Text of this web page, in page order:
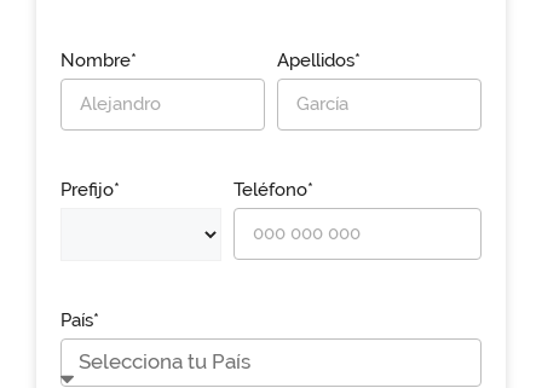
Nombre* Apellidos*
Prefijo* Teléfono*
País*